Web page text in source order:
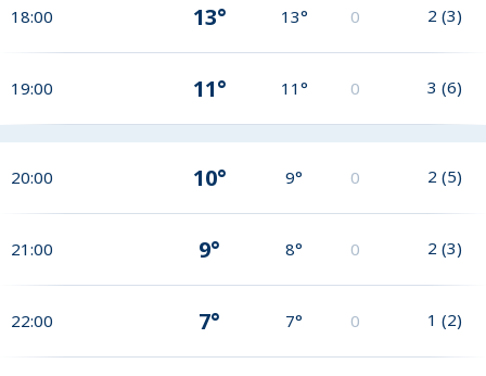
18:00 13° 13° 0 2 (3)
19:00 11° 11° 0 3 (6)
20:00 10° 9° 0 2 (5)
21:00 9° 8° 0 2 (3)
22:00 7° 7° 0 1 (2)